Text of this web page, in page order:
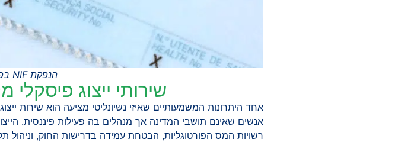
הנפקת NIF בפורטוגל
שירותי ייצוג פיסקלי
אחד היתרונות המשמעותיים שאיזי נשיונליטי מציעה הוא שירות
אנשים שאינם תושבי המדינה אך מנהלים בה פעילות פיננסית.
רשויות המס הפורטוגליות, הבטחת עמידה בדרישות החוק, וניהול